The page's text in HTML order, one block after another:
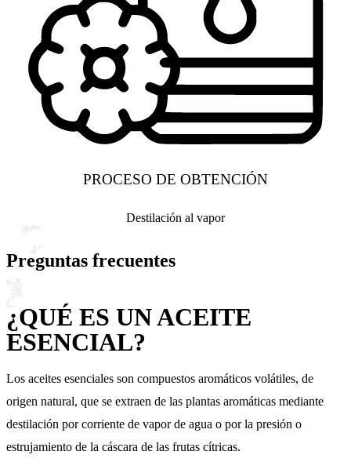
PROCESO DE OBTENCIÓN
Destilación al vapor
Preguntas frecuentes
¿QUÉ ES UN ACEITE
ESENCIAL?
Los aceites esenciales son compuestos aromáticos volátiles, de
origen natural, que se extraen de las plantas aromáticas mediante
destilación por corriente de vapor de agua o por la presión o
estrujamiento de la cáscara de las frutas cítricas.